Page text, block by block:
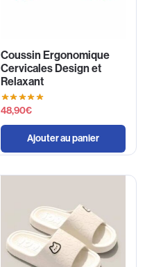
Coussin Ergonomique
Cervicales Design et
Relaxant
48,90€
Ajouter au panier